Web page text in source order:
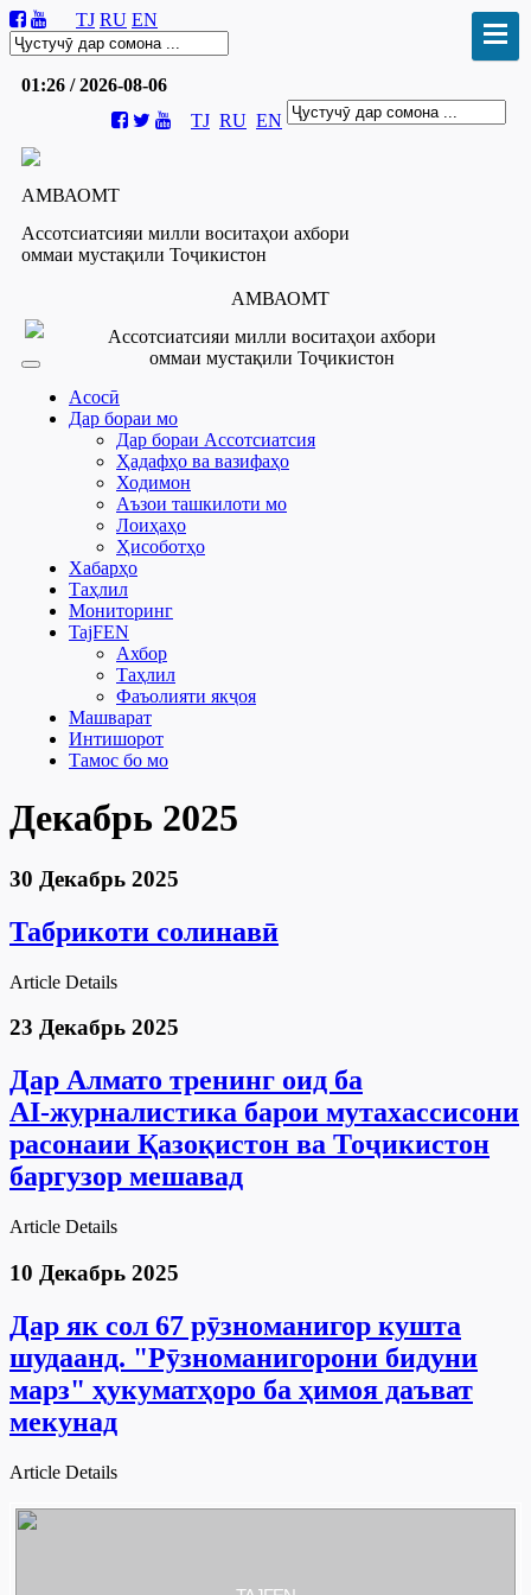
TJ RU EN
01:26 / 2026-08-06
TJ RU EN
АМВАОМТ
Ассотсиатсияи милли воситаҳои ахбори
оммаи мустақили Тоҷикистон
АМВАОМТ
Ассотсиатсияи милли воситаҳои ахбори
оммаи мустақили Тоҷикистон
Асосӣ
Дар бораи мо
Дар бораи Ассотсиатсия
Ҳадафҳо ва вазифаҳо
Ходимон
Аъзои ташкилоти мо
Лоиҳаҳо
Ҳисоботҳо
Хабарҳо
Таҳлил
Мониторинг
TajFEN
Ахбор
Таҳлил
Фаъолияти якҷоя
Машварат
Интишорот
Тамос бо мо
Декабрь 2025
30 Декабрь 2025
Табрикоти солинавӣ
Article Details
23 Декабрь 2025
Дар Алмато тренинг оид ба
AI‑журналистика барои мутахассисони
расонаии Қазоқистон ва Тоҷикистон
баргузор мешавад
Article Details
10 Декабрь 2025
Дар як сол 67 рӯзноманигор кушта
шудаанд. "Рӯзноманигорони бидуни
марз" ҳукуматҳоро ба ҳимоя даъват
мекунад
Article Details